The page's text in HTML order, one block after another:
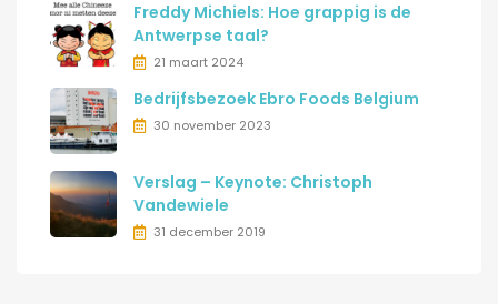
Freddy Michiels: Hoe grappig is de
Antwerpse taal?
21 maart 2024
Bedrijfsbezoek Ebro Foods Belgium
30 november 2023
Verslag – Keynote: Christoph
Vandewiele
31 december 2019